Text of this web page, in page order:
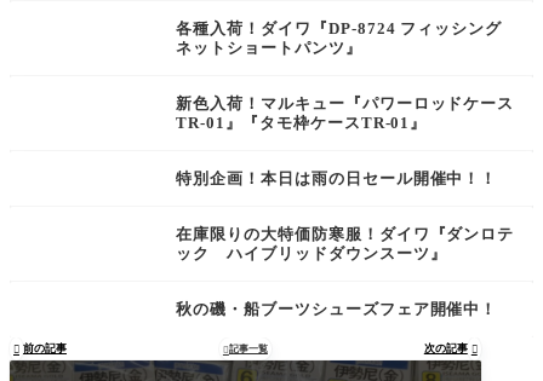
各種入荷！ダイワ『DP-8724 フィッシング
ネットショートパンツ』
新色入荷！マルキュー『パワーロッドケース
TR-01』『タモ枠ケースTR-01』
特別企画！本日は雨の日セール開催中！！
在庫限りの大特価防寒服！ダイワ『ダンロテ
ック ハイブリッドダウンスーツ』
秋の磯・船ブーツシューズフェア開催中！
 前の記事 記事一覧 次の記事 